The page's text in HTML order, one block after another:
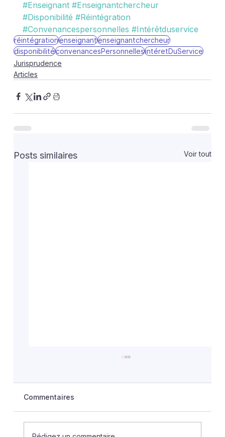
#Enseignant #Enseignantchercheur
#Disponibilité #Réintégration
#Convenancespersonnelles #Intérêtduservice
réintégrationenseignantenseignantchercheur
disponibilitéconvenancesPersonnellesintéretDuService
Jurisprudence
Articles
Posts similaires Voir tout
Commentaires